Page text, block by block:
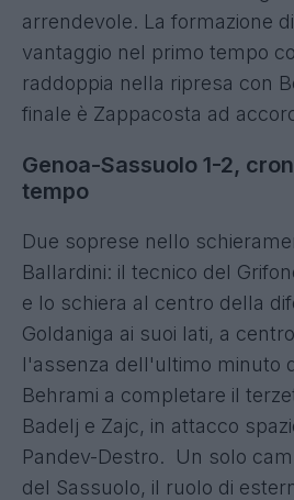
arrendevole. La formazione
vantaggio nel primo tempo
raddoppia nella ripresa con
finale è Zappacosta ad
Genoa-Sassuolo 1-2,
tempo
Due soprese nello
Ballardini: il tecnico del
e lo schiera al centro della
Goldaniga ai suoi lati, a
l'assenza dell'ultimo minuto
Behrami a completare il
Badelj e Zajc, in attacco
Pandev-Destro. Un solo
del Sassuolo, il ruolo di